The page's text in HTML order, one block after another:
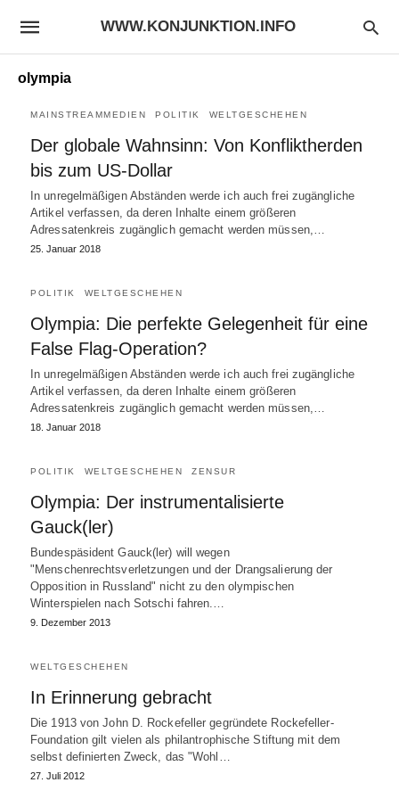
WWW.KONJUNKTION.INFO
olympia
MAINSTREAMMEDIEN POLITIK WELTGESCHEHEN
Der globale Wahnsinn: Von Konfliktherden
bis zum US-Dollar
In unregelmäßigen Abständen werde ich auch frei zugängliche
Artikel verfassen, da deren Inhalte einem größeren
Adressatenkreis zugänglich gemacht werden müssen,…
25. Januar 2018
POLITIK WELTGESCHEHEN
Olympia: Die perfekte Gelegenheit für eine
False Flag-Operation?
In unregelmäßigen Abständen werde ich auch frei zugängliche
Artikel verfassen, da deren Inhalte einem größeren
Adressatenkreis zugänglich gemacht werden müssen,…
18. Januar 2018
POLITIK WELTGESCHEHEN ZENSUR
Olympia: Der instrumentalisierte
Gauck(ler)
Bundespäsident Gauck(ler) will wegen
"Menschenrechtsverletzungen und der Drangsalierung der
Opposition in Russland" nicht zu den olympischen
Winterspielen nach Sotschi fahren.…
9. Dezember 2013
WELTGESCHEHEN
In Erinnerung gebracht
Die 1913 von John D. Rockefeller gegründete Rockefeller-
Foundation gilt vielen als philantrophische Stiftung mit dem
selbst definierten Zweck, das "Wohl…
27. Juli 2012